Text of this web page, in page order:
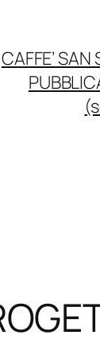
CAFFE’